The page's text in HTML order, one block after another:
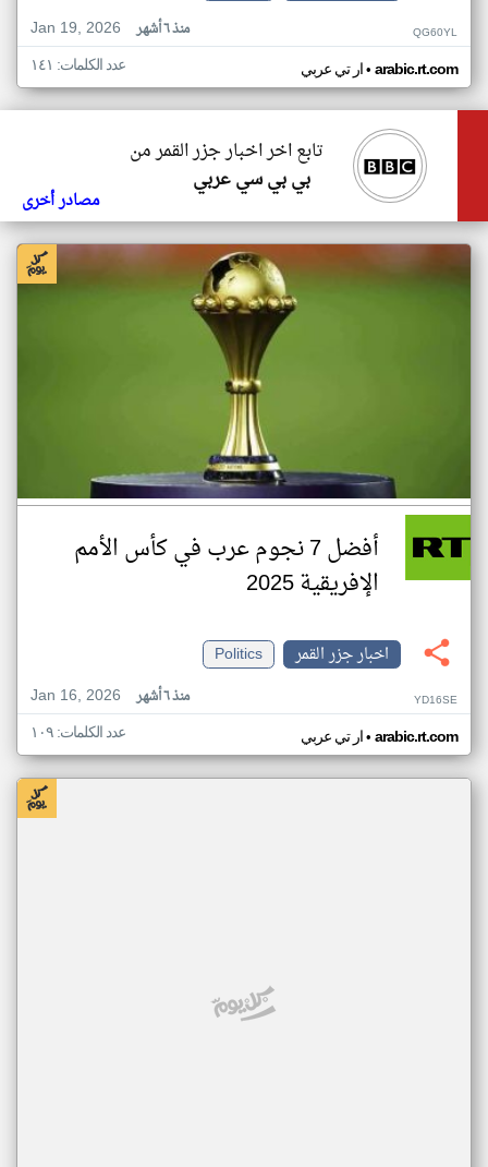
Jan 19, 2026
منذ ٦ أشهر QG60YL
ار تي عربي• arabic.rt.com عدد الكلمات: ١٤١
تابع اخر اخبار جزر القمر من
بي بي سي عربي
مصادر أخرى
أفضل 7 نجوم عرب في كأس الأمم
الإفريقية 2025
اخبار جزر القمر
Politics
Jan 16, 2026
منذ ٦ أشهر YD16SE
ار تي عربي• arabic.rt.com عدد الكلمات: ١٠٩